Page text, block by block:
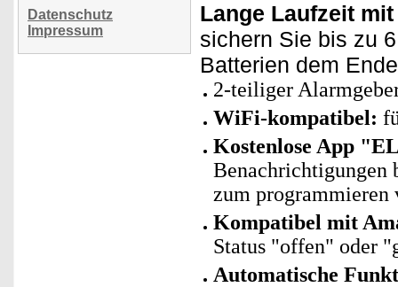
Datenschutz
Impressum
Lange Laufzeit
sichern Sie bis zu
Batterien dem
2-teiliger
WiFi-kompatibel:
Kostenlose App
Benachrichtigungen
zum programmieren
Kompatibel mit
Status "offen" oder
Automatische